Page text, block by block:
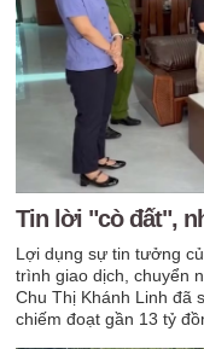
Tin lời "cò đất",
Lợi dụng sự tin tưởng
trình giao dịch, chuyển
Chu Thị Khánh Linh đã
chiếm đoạt gần 13 tỷ